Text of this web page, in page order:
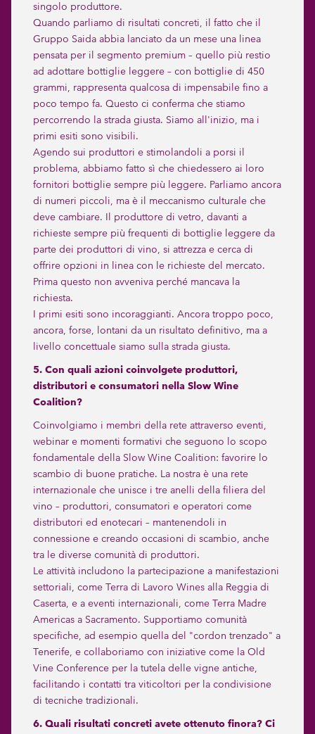
singolo produttore.
Quando parliamo di risultati concreti, il fatto che il
Gruppo Saida abbia lanciato da un mese una linea
pensata per il segmento premium – quello più restio
ad adottare bottiglie leggere – con bottiglie di 450
grammi, rappresenta qualcosa di impensabile fino a
poco tempo fa. Questo ci conferma che stiamo
percorrendo la strada giusta. Siamo all'inizio, ma i
primi esiti sono visibili.
Agendo sui produttori e stimolandoli a porsi il
problema, abbiamo fatto sì che chiedessero ai loro
fornitori bottiglie sempre più leggere. Parliamo ancora
di numeri piccoli, ma è il meccanismo culturale che
deve cambiare. Il produttore di vetro, davanti a
richieste sempre più frequenti di bottiglie leggere da
parte dei produttori di vino, si attrezza e cerca di
offrire opzioni in linea con le richieste del mercato.
Prima questo non avveniva perché mancava la
richiesta.
I primi esiti sono incoraggianti. Ancora troppo poco,
ancora, forse, lontani da un risultato definitivo, ma a
livello concettuale siamo sulla strada giusta.
5. Con quali azioni coinvolgete produttori,
distributori e consumatori nella Slow Wine
Coalition?
Coinvolgiamo i membri della rete attraverso eventi,
webinar e momenti formativi che seguono lo scopo
fondamentale della Slow Wine Coalition: favorire lo
scambio di buone pratiche. La nostra è una rete
internazionale che unisce i tre anelli della filiera del
vino – produttori, consumatori e operatori come
distributori ed enotecari – mantenendoli in
connessione e creando occasioni di scambio, anche
tra le diverse comunità di produttori.
Le attività includono la partecipazione a manifestazioni
settoriali, come Terra di Lavoro Wines alla Reggia di
Caserta, e a eventi internazionali, come Terra Madre
Americas a Sacramento. Supportiamo comunità
specifiche, ad esempio quella del "cordon trenzado" a
Tenerife, e collaboriamo con iniziative come la Old
Vine Conference per la tutela delle vigne antiche,
facilitando i contatti tra viticoltori per la condivisione
di tecniche tradizionali.
6. Quali risultati concreti avete ottenuto finora? Ci